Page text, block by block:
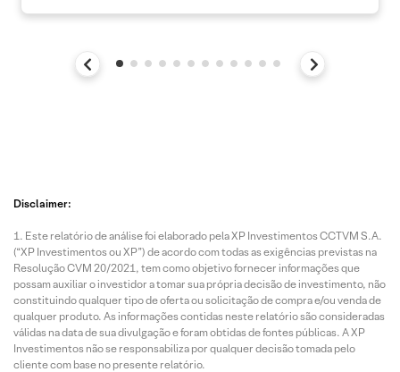
Disclaimer:
Este relatório de análise foi elaborado pela XP Investimentos CCTVM S.A.
(“XP Investimentos ou XP”) de acordo com todas as exigências previstas na
Resolução CVM 20/2021, tem como objetivo fornecer informações que
possam auxiliar o investidor a tomar sua própria decisão de investimento, não
constituindo qualquer tipo de oferta ou solicitação de compra e/ou venda de
qualquer produto. As informações contidas neste relatório são consideradas
válidas na data de sua divulgação e foram obtidas de fontes públicas. A XP
Investimentos não se responsabiliza por qualquer decisão tomada pelo
cliente com base no presente relatório.